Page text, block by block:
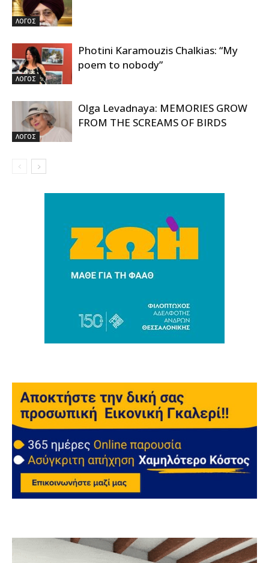
ΛΟΓΟΣ
ΛΟΓΟΣ
Photini Karamouzis Chalkias: “My
poem to nobody”
ΛΟΓΟΣ
Olga Levadnaya: MEMORIES GROW
FROM THE SCREAMS OF BIRDS